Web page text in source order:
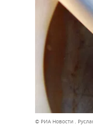
© РИА Новости .